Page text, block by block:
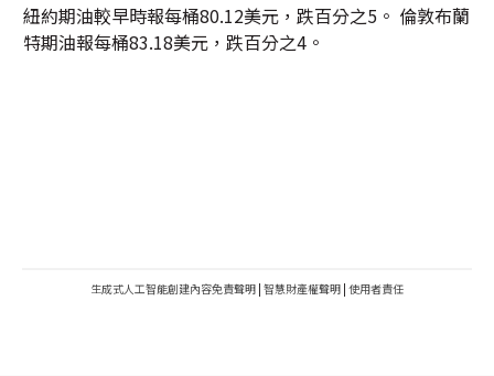
紐約期油較早時報每桶80.12美元，跌百分之5。 倫敦布蘭
特期油報每桶83.18美元，跌百分之4。
生成式人工智能創建內容免責聲明 | 智慧財產權聲明 | 使用者責任